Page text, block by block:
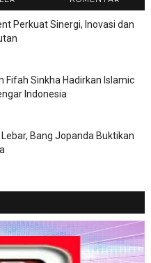
Perkuat Sinergi, Inovasi dan
Fifah Sinkha Hadirkan Islamic
Indonesia
Bang Jopanda Buktikan